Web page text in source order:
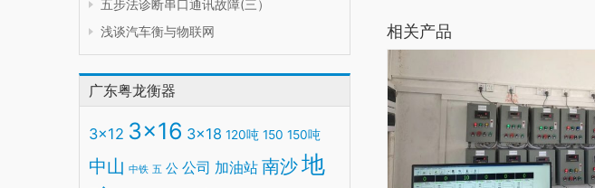
五步法诊断串口通讯故障(三）
浅谈汽车衡与物联网
广东粤龙衡器
3x12 3x16 3x18 120吨 150 150吨
中山 中铁 五 公 公司 加油站 南沙地
相关产品